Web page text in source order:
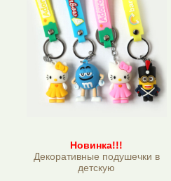
Новинка!!!
Декоративные подушечки в
детскую